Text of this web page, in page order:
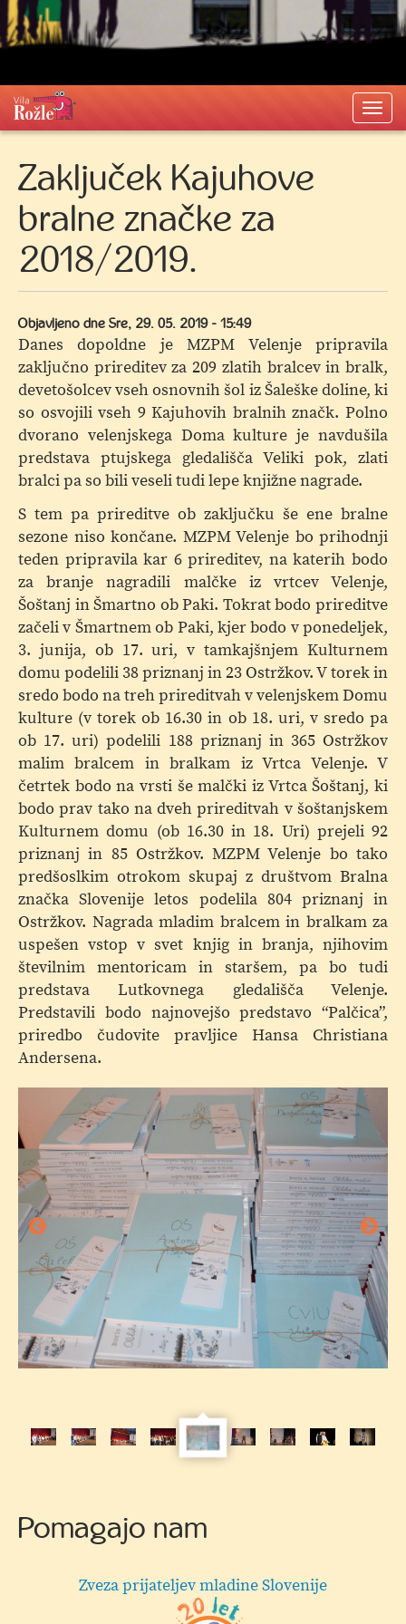
Zaključek Kajuhove
bralne značke za
2018/2019.
Objavljeno dne Sre, 29. 05. 2019 - 15:49
Danes dopoldne je MZPM Velenje pripravila
zaključno prireditev za 209 zlatih bralcev in bralk,
devetošolcev vseh osnovnih šol iz Šaleške doline, ki
so osvojili vseh 9 Kajuhovih bralnih značk. Polno
dvorano velenjskega Doma kulture je navdušila
predstava ptujskega gledališča Veliki pok, zlati
bralci pa so bili veseli tudi lepe knjižne nagrade.
S tem pa prireditve ob zaključku še ene bralne
sezone niso končane. MZPM Velenje bo prihodnji
teden pripravila kar 6 prireditev, na katerih bodo
za branje nagradili malčke iz vrtcev Velenje,
Šoštanj in Šmartno ob Paki. Tokrat bodo prireditve
začeli v Šmartnem ob Paki, kjer bodo v ponedeljek,
3. junija, ob 17. uri, v tamkajšnjem Kulturnem
domu podelili 38 priznanj in 23 Ostržkov. V torek in
sredo bodo na treh prireditvah v velenjskem Domu
kulture (v torek ob 16.30 in ob 18. uri, v sredo pa
ob 17. uri) podelili 188 priznanj in 365 Ostržkov
malim bralcem in bralkam iz Vrtca Velenje. V
četrtek bodo na vrsti še malčki iz Vrtca Šoštanj, ki
bodo prav tako na dveh prireditvah v šoštanjskem
Kulturnem domu (ob 16.30 in 18. Uri) prejeli 92
priznanj in 85 Ostržkov. MZPM Velenje bo tako
predšoslkim otrokom skupaj z društvom Bralna
značka Slovenije letos podelila 804 priznanj in
Ostržkov. Nagrada mladim bralcem in bralkam za
uspešen vstop v svet knjig in branja, njihovim
številnim mentoricam in staršem, pa bo tudi
predstava Lutkovnega gledališča Velenje.
Predstavili bodo najnovejšo predstavo “Palčica”,
priredbo čudovite pravljice Hansa Christiana
Andersena.
Pomagajo nam
Hermi d.o.o.